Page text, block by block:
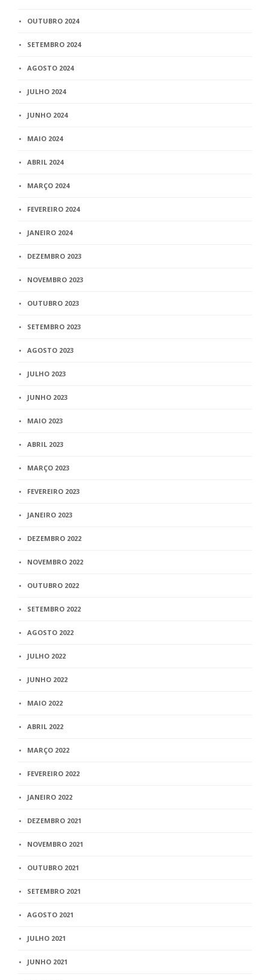
OUTUBRO 2024
SETEMBRO 2024
AGOSTO 2024
JULHO 2024
JUNHO 2024
MAIO 2024
ABRIL 2024
MARÇO 2024
FEVEREIRO 2024
JANEIRO 2024
DEZEMBRO 2023
NOVEMBRO 2023
OUTUBRO 2023
SETEMBRO 2023
AGOSTO 2023
JULHO 2023
JUNHO 2023
MAIO 2023
ABRIL 2023
MARÇO 2023
FEVEREIRO 2023
JANEIRO 2023
DEZEMBRO 2022
NOVEMBRO 2022
OUTUBRO 2022
SETEMBRO 2022
AGOSTO 2022
JULHO 2022
JUNHO 2022
MAIO 2022
ABRIL 2022
MARÇO 2022
FEVEREIRO 2022
JANEIRO 2022
DEZEMBRO 2021
NOVEMBRO 2021
OUTUBRO 2021
SETEMBRO 2021
AGOSTO 2021
JULHO 2021
JUNHO 2021